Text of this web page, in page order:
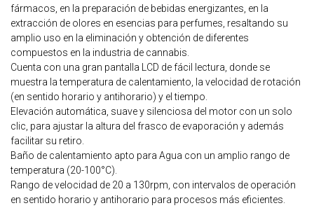
fármacos, en la preparación de bebidas energizantes, en la
extracción de olores en esencias para perfumes, resaltando su
amplio uso en la eliminación y obtención de diferentes
compuestos en la industria de cannabis.
Cuenta con una gran pantalla LCD de fácil lectura, donde se
muestra la temperatura de calentamiento, la velocidad de rotación
(en sentido horario y antihorario) y el tiempo.
Elevación automática, suave y silenciosa del motor con un solo
clic, para ajustar la altura del frasco de evaporación y además
facilitar su retiro.
Baño de calentamiento apto para Agua con un amplio rango de
temperatura (20-100°C).
Rango de velocidad de 20 a 130rpm, con intervalos de operación
en sentido horario y antihorario para procesos más eficientes.